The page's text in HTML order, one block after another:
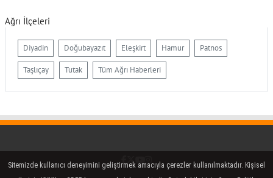
Ağrı İlçeleri
Diyadin Doğubayazıt Eleşkirt Hamur Patnos
Taşlıçay Tutak Tüm Ağrı Haberleri
Facebook
Twitter (X)
YouTube
Instagram
Sitemizde kullanıcı deneyimini geliştirmek amacıyla çerezler kullanılmaktadır. Kişisel